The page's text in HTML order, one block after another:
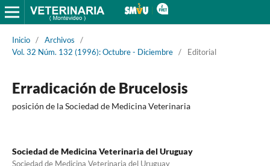
Inicio / Archivos
/
Vol. 32 Núm. 132 (1996): Octubre - Diciembre / Editorial
Erradicación de Brucelosis
posición de la Sociedad de Medicina Veterinaria
Sociedad de Medicina Veterinaria del Uruguay
Sociedad de Medicina Veterinaria del Uruguay